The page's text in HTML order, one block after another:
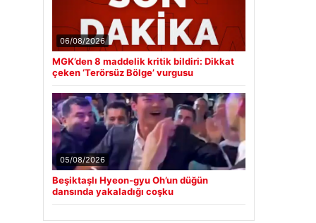
06/08/2026
MGK’den 8 maddelik kritik bildiri: Dikkat
çeken ‘Terörsüz Bölge’ vurgusu
05/08/2026
Beşiktaşlı Hyeon-gyu Oh’un düğün
dansında yakaladığı coşku